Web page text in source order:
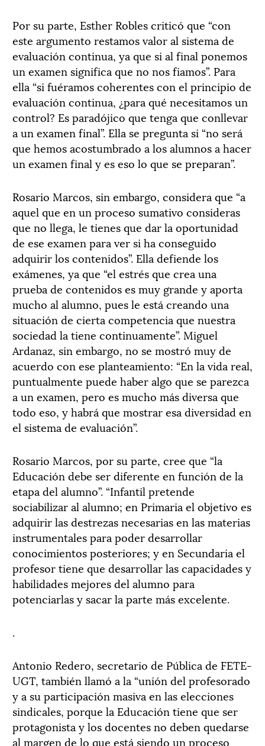
Por su parte, Esther Robles criticó que “con
este argumento restamos valor al sistema de
evaluación continua, ya que si al final ponemos
un examen significa que no nos fiamos”. Para
ella “si fuéramos coherentes con el principio de
evaluación continua, ¿para qué necesitamos un
control? Es paradójico que tenga que conllevar
a un examen final”. Ella se pregunta si “no será
que hemos acostumbrado a los alumnos a hacer
un examen final y es eso lo que se preparan”.
Rosario Marcos, sin embargo, considera que “a
aquel que en un proceso sumativo consideras
que no llega, le tienes que dar la oportunidad
de ese examen para ver si ha conseguido
adquirir los contenidos”. Ella defiende los
exámenes, ya que “el estrés que crea una
prueba de contenidos es muy grande y aporta
mucho al alumno, pues le está creando una
situación de cierta competencia que nuestra
sociedad la tiene continuamente”. Miguel
Ardanaz, sin embargo, no se mostró muy de
acuerdo con ese planteamiento: “En la vida real,
puntualmente puede haber algo que se parezca
a un examen, pero es mucho más diversa que
todo eso, y habrá que mostrar esa diversidad en
el sistema de evaluación”.
Rosario Marcos, por su parte, cree que “la
Educación debe ser diferente en función de la
etapa del alumno”. “Infantil pretende
sociabilizar al alumno; en Primaria el objetivo es
adquirir las destrezas necesarias en las materias
instrumentales para poder desarrollar
conocimientos posteriores; y en Secundaria el
profesor tiene que desarrollar las capacidades y
habilidades mejores del alumno para
potenciarlas y sacar la parte más excelente.
.
Antonio Redero, secretario de Pública de FETE-
UGT, también llamó a la “unión del profesorado
y a su participación masiva en las elecciones
sindicales, porque la Educación tiene que ser
protagonista y los docentes no deben quedarse
al margen de lo que está siendo un proceso